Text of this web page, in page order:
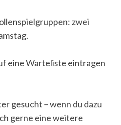
zwei
eine Warteliste eintragen
gesucht – wenn du dazu
gerne eine weitere